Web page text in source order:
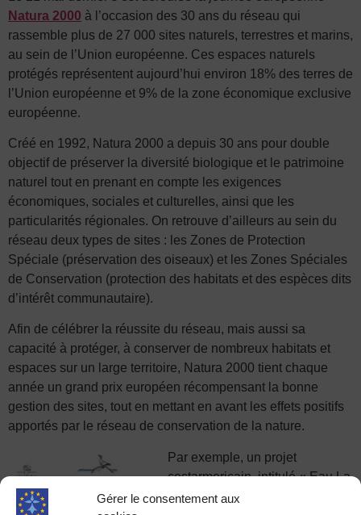
Gérer le consentement aux
Natura 2000 à l’occasion des 30 ans du réseau qui
rassemble plus de 27 000 sites naturels, terrestres et marins,
au sein de l’Union européenne. Ces espaces naturels
protégés représentent aujourd’hui environ 18% des terres de
l’Union européenne et 9% de la zone économique exclusive
européenne.
Créé en 1992, Natura 2000 a depuis 30 ans pour double
objectif de préserver la diversité biologique et le patrimoine
naturel tout en prenant en compte les exigences
économiques, sociales et culturelles, ainsi que les
particularités régionales. On retrouve d’ailleurs au sein du
réseau deux types de sites : les Zones de Protection
Spéciale (préservation des oiseaux) et les Zones Spéciales
de Conservation (protection des habitats et des espèces dits
d’intérêt communautaire).
Afin de célébrer la réussite du réseau, mais aussi sa
capacité à protéger, à conserver de nombreux habitats et
espaces sur un large territoire, Natura 2000 tient chaque
année un grand prix européen récompensant la bonne
gestion des sites, tout en mettant en avant les effets positifs
apportés par le réseau de conservation de la nature.
Par exemple, un projet
costarmoricain, intitulé « Eau La
La !!! C’est beau la mer » été